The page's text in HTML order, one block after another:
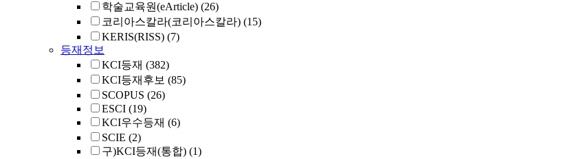
학술교육원(eArticle) (26)
코리아스칼라(코리아스칼라) (15)
KERIS(RISS) (7)
등재정보
KCI등재 (382)
KCI등재후보 (85)
SCOPUS (26)
ESCI (19)
KCI우수등재 (6)
SCIE (2)
구)KCI등재(통합) (1)